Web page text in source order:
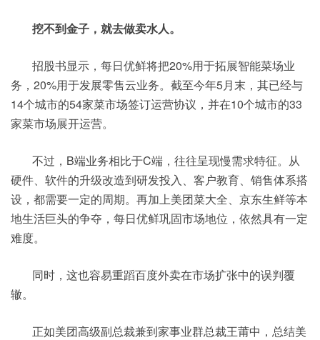
挖不到金子，就去做卖水人。
招股书显示，每日优鲜将把20%用于拓展智能菜场业
务，20%用于发展零售云业务。截至今年5月末，其已经与
14个城市的54家菜市场签订运营协议，并在10个城市的33
家菜市场展开运营。
不过，B端业务相比于C端，往往呈现慢需求特征。从
硬件、软件的升级改造到研发投入、客户教育、销售体系搭
设，都需要一定的周期。再加上美团菜大全、京东生鲜等本
地生活巨头的争夺，每日优鲜巩固市场地位，依然具有一定
难度。
同时，这也容易重蹈百度外卖在市场扩张中的误判覆
辙。
正如美团高级副总裁兼到家事业群总裁王莆中，总结美